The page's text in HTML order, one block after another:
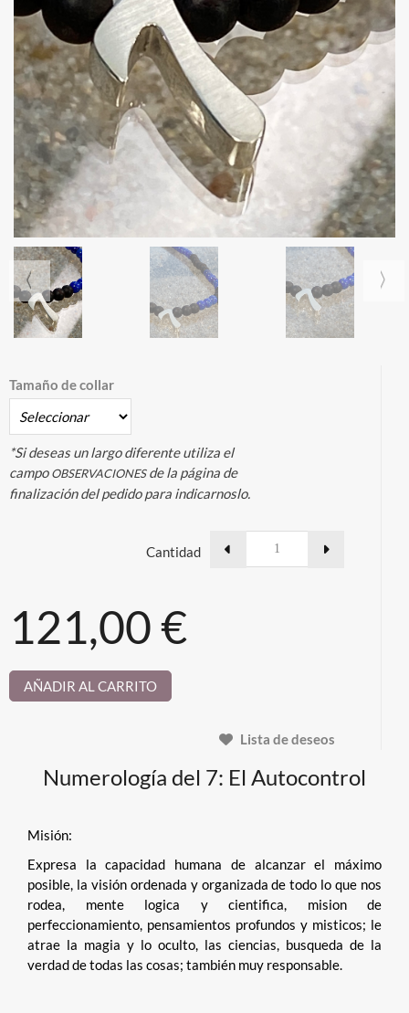
Tamaño de collar
*Si deseas un largo diferente utiliza el
campoOBSERVACIONESde la página de
finalización del pedido para indicarnoslo.
Cantidad
121,00 €
AÑADIR AL CARRITO
Lista de deseos
Numerología del 7: El Autocontrol
Misión:
Expresa la capacidad humana de alcanzar el máximo
posible, la visión ordenada y organizada de todo lo que nos
rodea, mente logica y cientifica, mision de
perfeccionamiento, pensamientos profundos y misticos; le
atrae la magia y lo oculto, las ciencias, busqueda de la
verdad de todas las cosas; también muy responsable.